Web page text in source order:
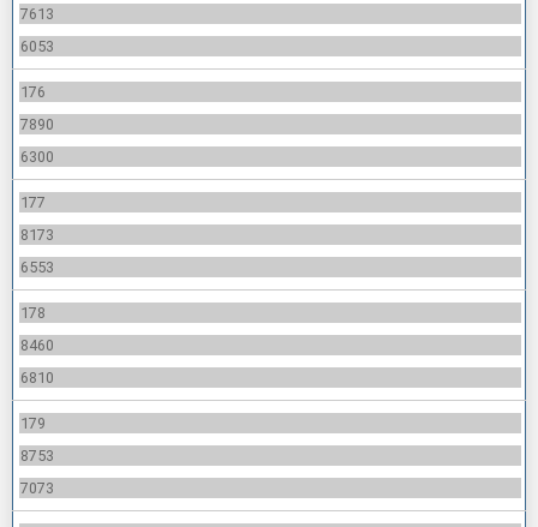
7613
6053
176
7890
6300
177
8173
6553
178
8460
6810
179
8753
7073